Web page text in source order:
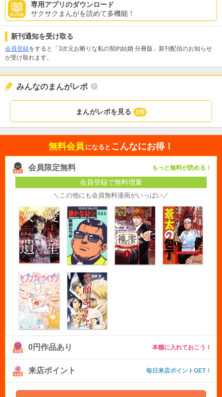
専用アプリのダウンロード
サクサクまんがを読めて多機能！
新刊通知を受け取る
会員登録をすると「3次元お断りな私の契約結婚 分冊版」新刊配信のお知らせ
が受け取れます。
みんなのまんがレポ
まんがレポを見る 1件
無料会員 になると こんなにお得！
会員限定無料 もっと無料が読める！
会員登録で無料増量
＼この他にも会員無料漫画がいっぱい／
0円作品あり 本棚に入れておこう！
来店ポイント 毎日来店ポイントGET！